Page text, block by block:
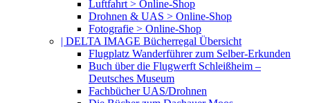
Luftfahrt > Online-Shop
Drohnen & UAS > Online-Shop
Fotografie > Online-Shop
| DELTA IMAGE Bücherregal Übersicht
Flugplatz Wanderführer zum Selber-Erkunden
Buch über die Flugwerft Schleißheim –
Deutsches Museum
Fachbücher UAS/Drohnen